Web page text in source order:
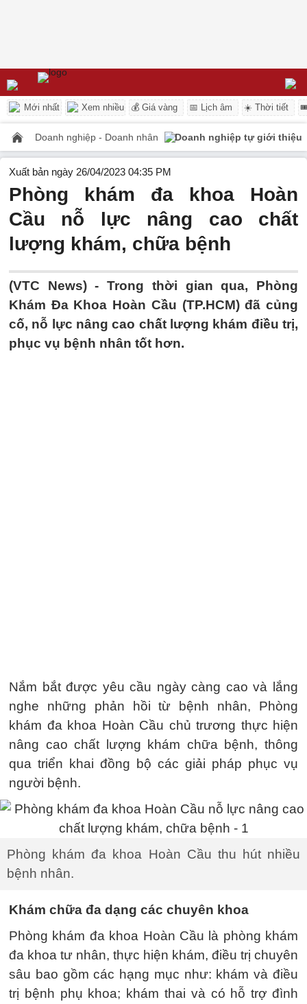
Mới nhất Xem nhiều 💰 Giá vàng 📅 Lịch âm ☀️ Thời tiết
Doanh nghiệp - Doanh nhân Doanh nghiệp tự giới thiệu
Xuất bản ngày 26/04/2023 04:35 PM
Phòng khám đa khoa Hoàn
Cầu nỗ lực nâng cao chất
lượng khám, chữa bệnh
(VTC News) -Trong thời gian qua, Phòng
Khám Đa Khoa Hoàn Cầu (TP.HCM) đã củng
cố, nỗ lực nâng cao chất lượng khám điều trị,
phục vụ bệnh nhân tốt hơn.
Nắm bắt được yêu cầu ngày càng cao và lắng
nghe những phản hồi từ bệnh nhân, Phòng
khám đa khoa Hoàn Cầu chủ trương thực hiện
nâng cao chất lượng khám chữa bệnh, thông
qua triển khai đồng bộ các giải pháp phục vụ
người bệnh.
Phòng khám đa khoa Hoàn Cầu thu hút nhiều
bệnh nhân.
Khám chữa đa dạng các chuyên khoa
Phòng khám đa khoa Hoàn Cầu là phòng khám
đa khoa tư nhân, thực hiện khám, điều trị chuyên
sâu bao gồm các hạng mục như: khám và điều
trị bệnh phụ khoa; khám thai và có hỗ trợ đình